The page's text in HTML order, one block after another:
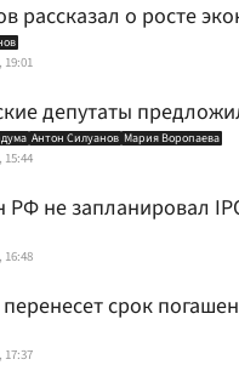
рассказал о росте
19:01
депутаты
Антон Силуанов Мария Воропаева
15:44
не запланировал
16:48
срок
17:37